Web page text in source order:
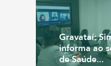
Gravataí:
informa ao
de Saúde...